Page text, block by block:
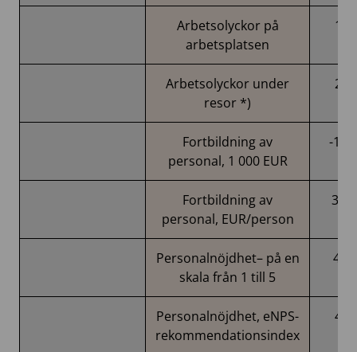
Arbetsolyckor på
arbetsplatsen
13
Arbetsolyckor under
resor *)
20
Fortbildning av
personal, 1 000 EUR
-147
Fortbildning av
personal, EUR/person
322
Personalnöjdhet– på en
skala från 1 till 5
4,0
Personalnöjdhet, eNPS-
rekommendationsindex
43